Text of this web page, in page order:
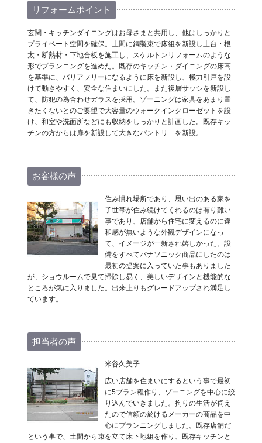
リフォームポイント
玄関・キッチンダイニングはお母さまと共用し、他はしっかりと
プライベート空間を確保。土間に鋼製束で床組を新設し土台・根
太・断熱材・下地合板を施工し、スケルトンリフォームのような
形でプランニングを進めた。既存のキッチン・ダイニングの床高
を基準に、バリアフリーになるように床を新設し、極力引戸を設
けて動きやすく、安全な住まいにした。また複層サッシを新設し
て、防犯の為合わせガラスを採用。ゾーニングは家具をあまり置
きたくないとのご要望で大容量のウォークインクローゼットを設
け、和室や洗面所などにも収納をしっかりと計画した。既存キッ
チンの方からは扉を新設して大きなパントリ―を新設。
お客様の声
住み慣れ場所であり、思い出のある家を
子世帯が住み続けてくれるのは有り難い
事であり、店舗から住宅に変えるのに違
和感が無いような外観デザインになっ
て、イメージが一新され嬉しかった。設
備をすべてパナソニック商品にしたのは
最初の提案に入っていた事もありました
が、ショウルームで見て掃除し易く、美しいデザインと機能的な
ところが気に入りました。出来上りもグレードアップされ満足し
ています。
担当者の声
米谷久美子
広い店舗を住まいにするという事で最初
に5プラン程作り、ゾーニングを中心に絞
り込んでいきました。拘りの生活が伺え
たので信頼の於けるメーカーの商品を中
心にプランニングしました。既存店舗だ
という事で、土間から束を立て床下地組を作り、既存キッチンと